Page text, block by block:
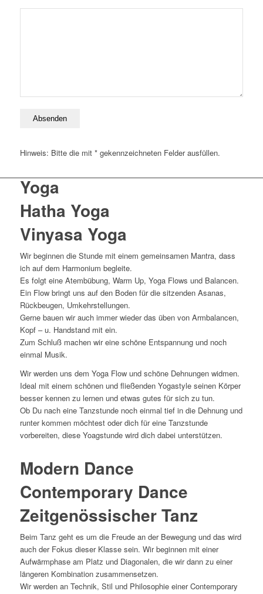
Hinweis: Bitte die mit * gekennzeichneten Felder ausfüllen.
Yoga
Hatha Yoga
Vinyasa Yoga
Wir beginnen die Stunde mit einem gemeinsamen Mantra, dass
ich auf dem Harmonium begleite.
Es folgt eine Atembübung, Warm Up, Yoga Flows und Balancen.
Ein Flow bringt uns auf den Boden für die sitzenden Asanas,
Rückbeugen, Umkehrstellungen.
Gerne bauen wir auch immer wieder das üben von Armbalancen,
Kopf – u. Handstand mit ein.
Zum Schluß machen wir eine schöne Entspannung und noch
einmal Musik.
Wir werden uns dem Yoga Flow und schöne Dehnungen widmen.
Ideal mit einem schönen und fließenden Yogastyle seinen Körper
besser kennen zu lernen und etwas gutes für sich zu tun.
Ob Du nach eine Tanzstunde noch einmal tief in die Dehnung und
runter kommen möchtest oder dich für eine Tanzstunde
vorbereiten, diese Yoagstunde wird dich dabei unterstützen.
Modern Dance
Contemporary Dance
Zeitgenössischer Tanz
Beim Tanz geht es um die Freude an der Bewegung und das wird
auch der Fokus dieser Klasse sein. Wir beginnen mit einer
Aufwärmphase am Platz und Diagonalen, die wir dann zu einer
längeren Kombination zusammensetzen.
Wir werden an Technik, Stil und Philosophie einer Contemporary